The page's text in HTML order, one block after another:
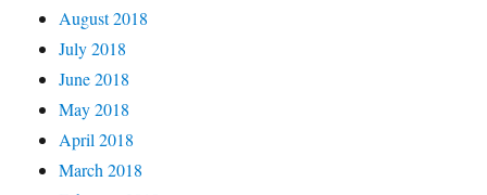
August 2018
July 2018
June 2018
May 2018
April 2018
March 2018